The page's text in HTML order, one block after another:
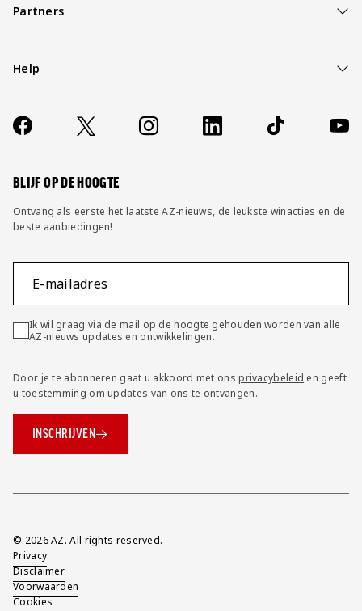
Partners
Help
Contact
FAQ
Socials
https://www.facebook.com/AZAlkmaar
X Instagram LinkedIn TikTok
BLIJF OP DE HOOGTE
Ontvang als eerste het laatste AZ-nieuws, de leukste winacties en de
beste aanbiedingen!
E-mailadres
Ik wil graag via de mail op de hoogte gehouden worden van alle
AZ-nieuws updates en ontwikkelingen.
Door je te abonneren gaat u akkoord met onsprivacybeleid en geeft
u toestemming om updates van ons te ontvangen.
INSCHRIJVEN
Overig
© 2026 AZ. All rights reserved.
Privacy
Disclaimer
Voorwaarden
Cookies